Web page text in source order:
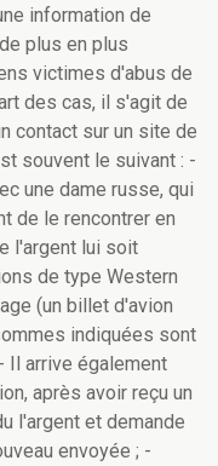
information de
plus en plus
victimes d'abus de
des cas, il s'agit de
contact sur un site de
souvent le suivant : -
une dame russe, qui
de le rencontrer en
l'argent lui soit
de type Western
(un billet d'avion
indiquées sont
Il arrive également
après avoir reçu un
l'argent et demande
envoyée ; -